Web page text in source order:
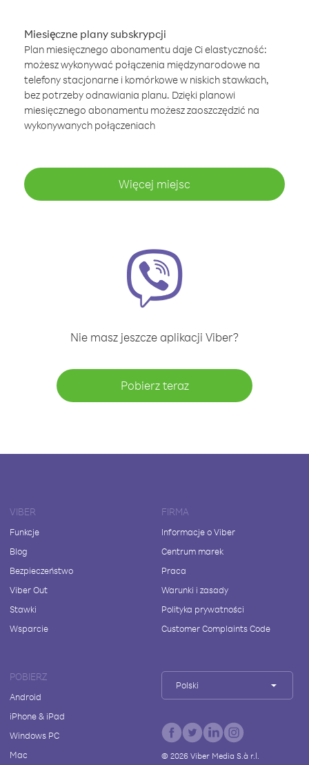
Miesięczne plany subskrypcji
Plan miesięcznego abonamentu daje Ci elastyczność:
możesz wykonywać połączenia międzynarodowe na
telefony stacjonarne i komórkowe w niskich stawkach,
bez potrzeby odnawiania planu. Dzięki planowi
miesięcznego abonamentu możesz zaoszczędzić na
wykonywanych połączeniach
Więcej miejsc
Nie masz jeszcze aplikacji Viber?
Pobierz teraz
VIBER
Funkcje
Blog
Bezpieczeństwo
Viber Out
Stawki
Wsparcie
FIRMA
Informacje o Viber
Centrum marek
Praca
Warunki i zasady
Polityka prywatności
Customer Complaints Code
POBIERZ
Android
iPhone & iPad
Windows PC
Mac
Polski
© 2026Viber Media S.à r.l.